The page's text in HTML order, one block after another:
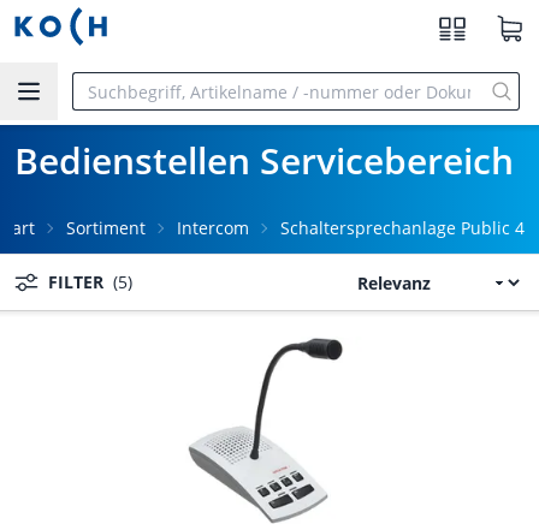
Zum Hauptinhalt springen
Bedienstellen Servicebereich
Sortiment Intercom Schaltersprechanlage Public 4
FILTER (5)